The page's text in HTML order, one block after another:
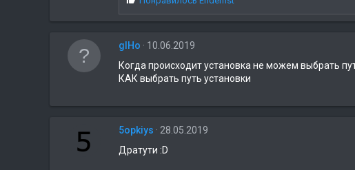
и
м
а
т
и
glHo
10.06.2019
Когда происходит установка не можем выбрать
КАК выбрать путь установки
5opkiys
28.05.2019
Дратути :D